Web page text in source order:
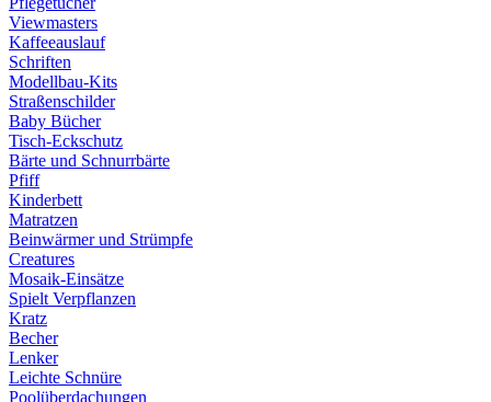
Viewmasters
Kaffeeauslauf
Schriften
Modellbau-Kits
Straßenschilder
Baby Bücher
Tisch-Eckschutz
Bärte und Schnurrbärte
Pfiff
Kinderbett
Matratzen
Beinwärmer und Strümpfe
Creatures
Mosaik-Einsätze
Spielt Verpflanzen
Kratz
Becher
Lenker
Leichte Schnüre
Poolüberdachungen